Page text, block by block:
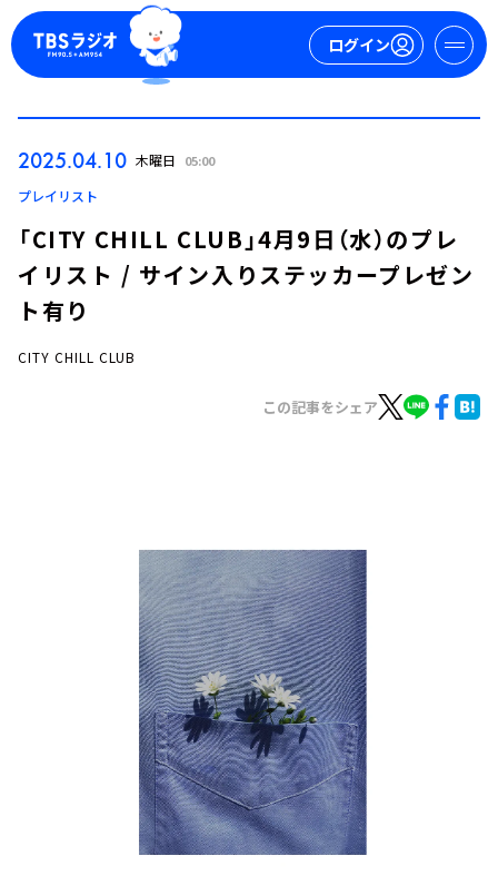
ログイン
YouTube
会社情報
2025.04.10 木曜日 05:00
プレイリスト
「CITY CHILL CLUB」4月9日（水）のプレ
イリスト / サイン入りステッカープレゼン
ト有り
CITY CHILL CLUB
この記事をシェア